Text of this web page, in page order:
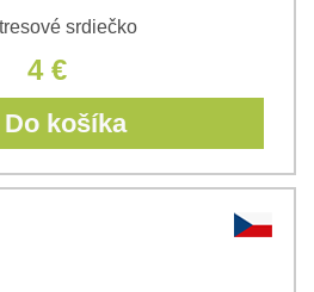
srdiečko
4 €
košíka